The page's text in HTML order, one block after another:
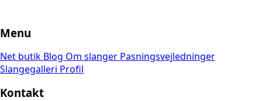
Menu
Net butik Blog Om slanger Pasningsvejledninger
Slangegalleri Profil
Kontakt